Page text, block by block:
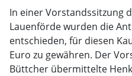
In einer Vorstandssitzung
Lauenförde wurden die
entschieden, für diesen
Euro zu gewähren. Der
Büttcher übermittelte